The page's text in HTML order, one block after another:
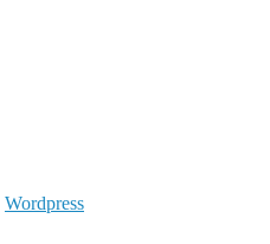
Wordpress